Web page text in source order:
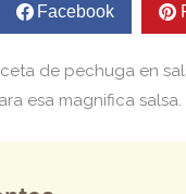
Facebook
de pechuga en
esa magnifica salsa.